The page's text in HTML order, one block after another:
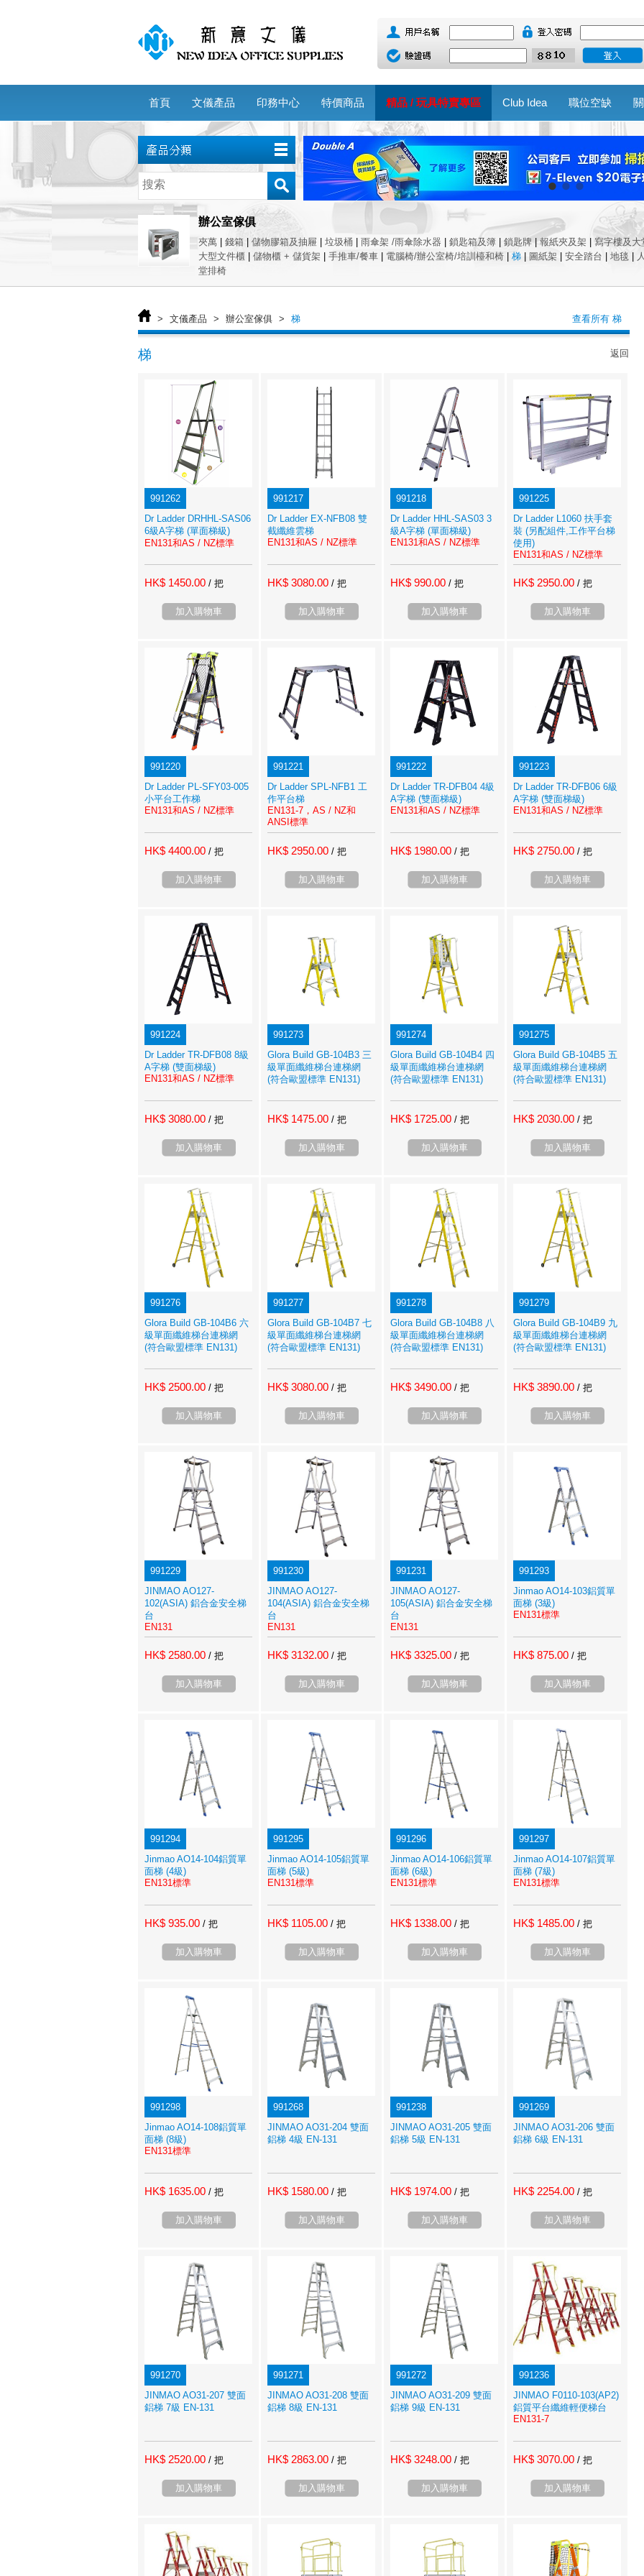
首頁 文儀產品 印務中心 特價商品 精品 / 玩具特賣專區 Club Idea 職位空缺
辦公室傢俱
夾萬 錢箱 儲物膠箱及抽屜 垃圾桶 雨傘架 /雨傘除水器 鎖匙箱及簿 鎖匙牌 報紙夾及架
寫字樓及大
大型文件櫃
儲物櫃 + 儲貨架 手推車/餐車 電腦椅/辦公室椅/培訓檯和椅 梯 圖紙架 安全踏台 地毯
堂排椅
> 文儀產品 > 辦公室傢俱 > 梯 查看所有 梯
返回
梯
991262
Dr Ladder DRHHL-SAS06
6級A字梯 (單面梯級)
EN131和AS / NZ標準
HK$ 1450.00 / 把
加入購物車
991217
Dr Ladder EX-NFB08 雙
截纖維雲梯
EN131和AS / NZ標準
HK$ 3080.00 / 把
加入購物車
991218
Dr Ladder HHL-SAS03 3
級A字梯 (單面梯級)
EN131和AS / NZ標準
HK$ 990.00 / 把
加入購物車
991225
Dr Ladder L1060 扶手套
裝 (另配組件,工作平台梯
使用)
EN131和AS / NZ標準
HK$ 2950.00 / 把
加入購物車
991220
Dr Ladder PL-SFY03-005
小平台工作梯
EN131和AS / NZ標準
HK$ 4400.00 / 把
加入購物車
991221
Dr Ladder SPL-NFB1 工
作平台梯
EN131-7，AS / NZ和
ANSI標準
HK$ 2950.00 / 把
加入購物車
991222
Dr Ladder TR-DFB04 4級
A字梯 (雙面梯級)
EN131和AS / NZ標準
HK$ 1980.00 / 把
加入購物車
991223
Dr Ladder TR-DFB06 6級
A字梯 (雙面梯級)
EN131和AS / NZ標準
HK$ 2750.00 / 把
加入購物車
991224
Dr Ladder TR-DFB08 8級
A字梯 (雙面梯級)
EN131和AS / NZ標準
HK$ 3080.00 / 把
加入購物車
991273
Glora Build GB-104B3 三
級單面纖維梯台連梯網
(符合歐盟標準 EN131)
HK$ 1475.00 / 把
加入購物車
991274
Glora Build GB-104B4 四
級單面纖維梯台連梯網
(符合歐盟標準 EN131)
HK$ 1725.00 / 把
加入購物車
991275
Glora Build GB-104B5 五
級單面纖維梯台連梯網
(符合歐盟標準 EN131)
HK$ 2030.00 / 把
加入購物車
991276
Glora Build GB-104B6 六
級單面纖維梯台連梯網
(符合歐盟標準 EN131)
HK$ 2500.00 / 把
加入購物車
991277
Glora Build GB-104B7 七
級單面纖維梯台連梯網
(符合歐盟標準 EN131)
HK$ 3080.00 / 把
加入購物車
991278
Glora Build GB-104B8 八
級單面纖維梯台連梯網
(符合歐盟標準 EN131)
HK$ 3490.00 / 把
加入購物車
991279
Glora Build GB-104B9 九
級單面纖維梯台連梯網
(符合歐盟標準 EN131)
HK$ 3890.00 / 把
加入購物車
991229
JINMAO AO127-
102(ASIA) 鋁合金安全梯
台
EN131
HK$ 2580.00 / 把
加入購物車
991230
JINMAO AO127-
104(ASIA) 鋁合金安全梯
台
EN131
HK$ 3132.00 / 把
加入購物車
991231
JINMAO AO127-
105(ASIA) 鋁合金安全梯
台
EN131
HK$ 3325.00 / 把
加入購物車
991293
Jinmao AO14-103鋁質單
面梯 (3級)
EN131標準
HK$ 875.00 / 把
加入購物車
991294
Jinmao AO14-104鋁質單
面梯 (4級)
EN131標準
HK$ 935.00 / 把
加入購物車
991295
Jinmao AO14-105鋁質單
面梯 (5級)
EN131標準
HK$ 1105.00 / 把
加入購物車
991296
Jinmao AO14-106鋁質單
面梯 (6級)
EN131標準
HK$ 1338.00 / 把
加入購物車
991297
Jinmao AO14-107鋁質單
面梯 (7級)
EN131標準
HK$ 1485.00 / 把
加入購物車
991298
Jinmao AO14-108鋁質單
面梯 (8級)
EN131標準
HK$ 1635.00 / 把
加入購物車
991268
JINMAO AO31-204 雙面
鋁梯 4級 EN-131
HK$ 1580.00 / 把
加入購物車
991238
JINMAO AO31-205 雙面
鋁梯 5級 EN-131
HK$ 1974.00 / 把
加入購物車
991269
JINMAO AO31-206 雙面
鋁梯 6級 EN-131
HK$ 2254.00 / 把
加入購物車
991270
JINMAO AO31-207 雙面
鋁梯 7級 EN-131
HK$ 2520.00 / 把
加入購物車
991271
JINMAO AO31-208 雙面
鋁梯 8級 EN-131
HK$ 2863.00 / 把
加入購物車
991272
JINMAO AO31-209 雙面
鋁梯 9級 EN-131
HK$ 3248.00 / 把
加入購物車
991236
JINMAO F0110-103(AP2)
鋁質平台纖維輕便梯台
EN131-7
HK$ 3070.00 / 把
加入購物車